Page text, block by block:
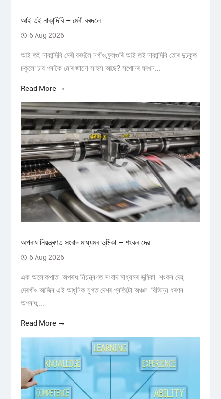
আই তই নাকান্দিবি – মেৰী বৰদলৈ
6 Aug 2026
আই তই নাকান্দিবি মেৰী বৰদলৈ নগাঁও,ফুলগুৰি আই তই নাকান্দিবি তোৰ দুচকুত
চকুলো চাব পৰাকৈ মোৰ জানো সাহস আছে? সপোনৰ ঘৰখন...
Read More
অপৰাধ নিয়ন্ত্ৰণত সংবাদ মাধ্যমৰ ভূমিকা – শংকৰ দেৱ
6 Aug 2026
এক আলোকপাত অপৰাধ নিয়ন্ত্ৰণত সংবাদ মাধ্যমৰ ভূমিকা শংকৰ দেৱ,
দেৰগাঁও আজিৰ এই আধুনিক যুগত দেশৰ প্ৰতিটো অঞ্চল বিভিন্ন ধৰণৰ
অপৰাধ,...
Read More